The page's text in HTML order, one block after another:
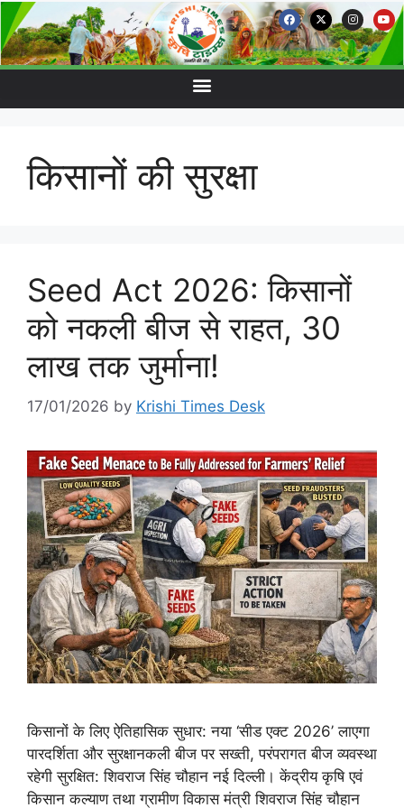
किसानों की सुरक्षा
Seed Act 2026: किसानों
को नकली बीज से राहत, 30
लाख तक जुर्माना!
17/01/2026 by Krishi Times Desk
किसानों के लिए ऐतिहासिक सुधार: नया ‘सीड एक्ट 2026’ लाएगा
पारदर्शिता और सुरक्षानकली बीज पर सख्ती, परंपरागत बीज व्यवस्था
रहेगी सुरक्षित: शिवराज सिंह चौहान नई दिल्ली। केंद्रीय कृषि एवं
किसान कल्याण तथा ग्रामीण विकास मंत्री शिवराज सिंह चौहान